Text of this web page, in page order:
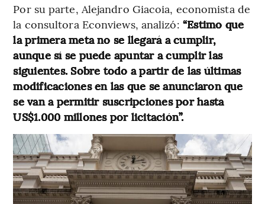
Por su parte, Alejandro Giacoia, economista de
la consultora Econviews, analizó: “Estimo que
la primera meta no se llegará a cumplir,
aunque sí se puede apuntar a cumplir las
siguientes. Sobre todo a partir de las últimas
modificaciones en las que se anunciaron que
se van a permitir suscripciones por hasta
US$1.000 millones por licitación”.